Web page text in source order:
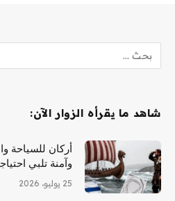
شاهد ما يقرأه الزوار الآن:
أركان للسياحة
وآمنة تلبي
25 يوليو، 2026